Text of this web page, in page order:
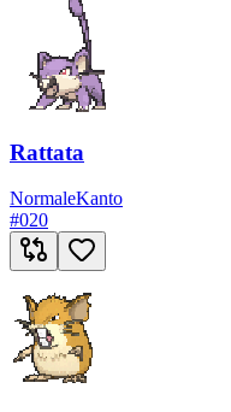
Rattata
NormaleKanto
#020